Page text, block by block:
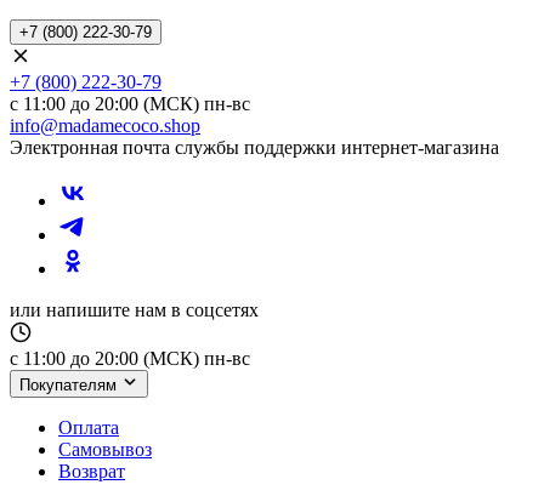
+7 (800) 222-30-79
+7 (800) 222-30-79
с 11:00 до 20:00 (МСК) пн-вс
info@madamecoco.shop
Электронная почта службы поддержки интернет-магазина
или напишите нам в соцсетях
с 11:00 до 20:00 (МСК) пн-вс
Покупателям
Оплата
Самовывоз
Возврат